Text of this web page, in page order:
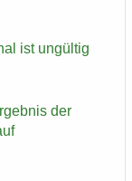
ist un­gül­tig
der